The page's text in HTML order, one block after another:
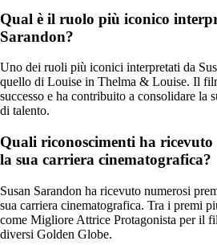
Qual è il ruolo più iconico
Sarandon?
Uno dei ruoli più iconici interpretati da
quello di Louise in Thelma & Louise. Il
successo e ha contribuito a consolidare la
di talento.
Quali riconoscimenti ha
la sua carriera cinematografica?
Susan Sarandon ha ricevuto numerosi
sua carriera cinematografica. Tra i premi
come Migliore Attrice Protagonista per il
diversi Golden Globe.